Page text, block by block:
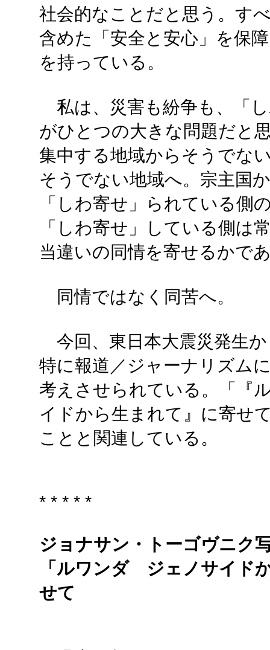
社会的なことだと思う。す
含めた「安全と安心」を保
を持っている。
私は、災害も紛争も、「
がひとつの大きな問題だと
集中する地域からそうでな
そうでない地域へ。宗主国
「しわ寄せ」られている側
「しわ寄せ」している側は
当違いの同情を寄せるかで
同情ではなく同苦へ。
今回、東日本大震災発生
特に報道／ジャーナリズム
考えさせられている。「『
イドから生まれて』に寄せ
ことと関連している。
* * * * *
ジョナサン・トーゴヴニク
「ルワンダ ジェノサイド
せて